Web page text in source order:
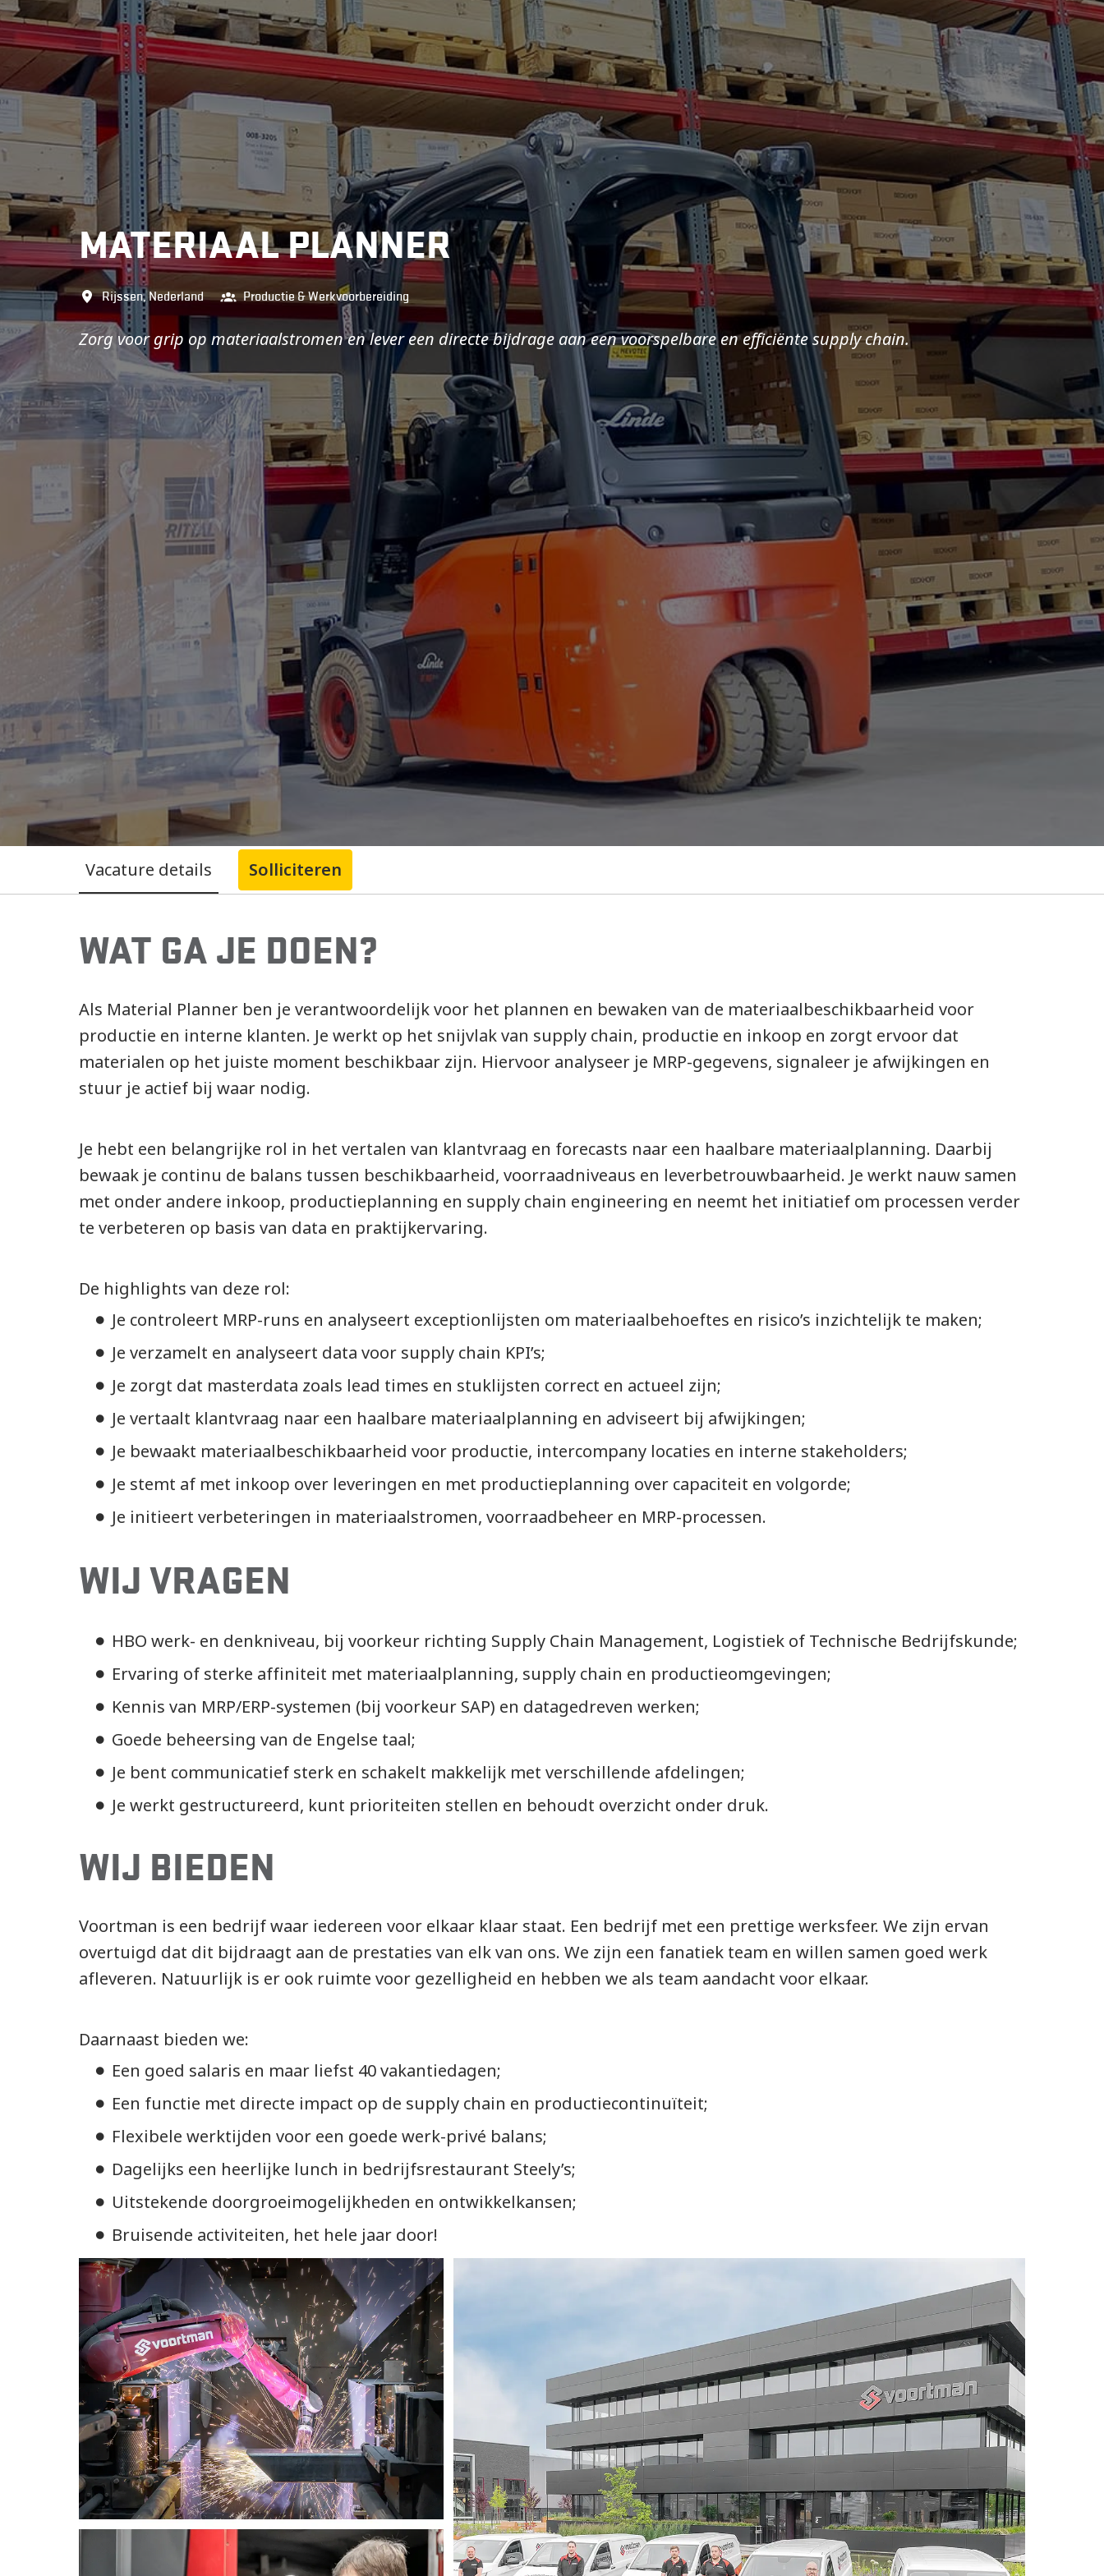
MATERIAAL PLANNER
Rijssen, Nederland Productie & Werkvoorbereiding
Zorg voor grip op materiaalstromen en lever een directe bijdrage aan een voorspelbare en efficiënte supply chain.
Vacature details Solliciteren
WAT GA JE DOEN?
Als Material Planner ben je verantwoordelijk voor het plannen en bewaken van de materiaalbeschikbaarheid voor
productie en interne klanten. Je werkt op het snijvlak van supply chain, productie en inkoop en zorgt ervoor dat
materialen op het juiste moment beschikbaar zijn. Hiervoor analyseer je MRP-gegevens, signaleer je afwijkingen en
stuur je actief bij waar nodig.
Je hebt een belangrijke rol in het vertalen van klantvraag en forecasts naar een haalbare materiaalplanning. Daarbij
bewaak je continu de balans tussen beschikbaarheid, voorraadniveaus en leverbetrouwbaarheid. Je werkt nauw samen
met onder andere inkoop, productieplanning en supply chain engineering en neemt het initiatief om processen verder
te verbeteren op basis van data en praktijkervaring.
De highlights van deze rol:
Je controleert MRP-runs en analyseert exceptionlijsten om materiaalbehoeftes en risico’s inzichtelijk te maken;
Je verzamelt en analyseert data voor supply chain KPI’s;
Je zorgt dat masterdata zoals lead times en stuklijsten correct en actueel zijn;
Je vertaalt klantvraag naar een haalbare materiaalplanning en adviseert bij afwijkingen;
Je bewaakt materiaalbeschikbaarheid voor productie, intercompany locaties en interne stakeholders;
Je stemt af met inkoop over leveringen en met productieplanning over capaciteit en volgorde;
Je initieert verbeteringen in materiaalstromen, voorraadbeheer en MRP-processen.
WIJ VRAGEN
HBO werk- en denkniveau, bij voorkeur richting Supply Chain Management, Logistiek of Technische Bedrijfskunde;
Ervaring of sterke affiniteit met materiaalplanning, supply chain en productieomgevingen;
Kennis van MRP/ERP-systemen (bij voorkeur SAP) en datagedreven werken;
Goede beheersing van de Engelse taal;
Je bent communicatief sterk en schakelt makkelijk met verschillende afdelingen;
Je werkt gestructureerd, kunt prioriteiten stellen en behoudt overzicht onder druk.
WIJ BIEDEN
Voortman is een bedrijf waar iedereen voor elkaar klaar staat. Een bedrijf met een prettige werksfeer. We zijn ervan
overtuigd dat dit bijdraagt aan de prestaties van elk van ons. We zijn een fanatiek team en willen samen goed werk
afleveren. Natuurlijk is er ook ruimte voor gezelligheid en hebben we als team aandacht voor elkaar.
Daarnaast bieden we:
Een goed salaris en maar liefst 40 vakantiedagen;
Een functie met directe impact op de supply chain en productiecontinuïteit;
Flexibele werktijden voor een goede werk-privé balans;
Dagelijks een heerlijke lunch in bedrijfsrestaurant Steely’s;
Uitstekende doorgroeimogelijkheden en ontwikkelkansen;
Bruisende activiteiten, het hele jaar door!